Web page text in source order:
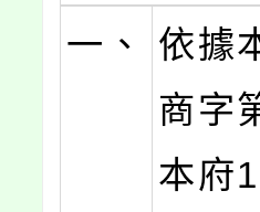
一、
依據
商字
本府